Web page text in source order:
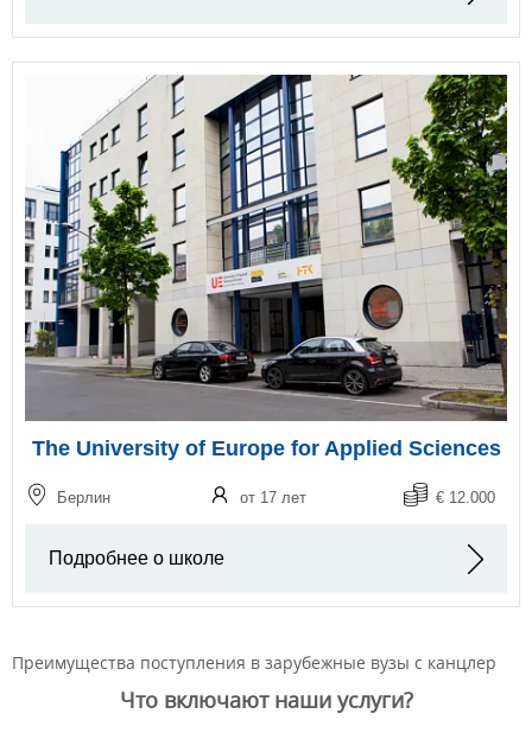
The University of Europe for Applied Sciences
Берлин от 17 лет € 12.000
Подробнее о школе
Преимущества поступления в зарубежные вузы с канцлер
Что включают наши услуги?